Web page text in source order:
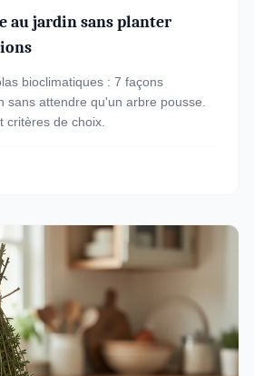
au jardin sans planter
bioclimatiques : 7 façons
sans attendre qu'un arbre pousse.
critères de choix.